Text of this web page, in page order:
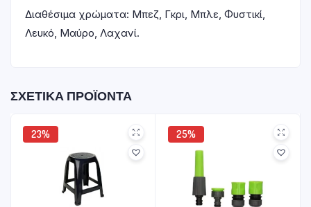
Διαθέσιμα χρώματα: Μπεζ, Γκρι, Μπλε, Φυστικί,
Λευκό, Μαύρο, Λαχανί.
ΣΧΕΤΙΚΆ ΠΡΟΪΌΝΤΑ
23% 25%